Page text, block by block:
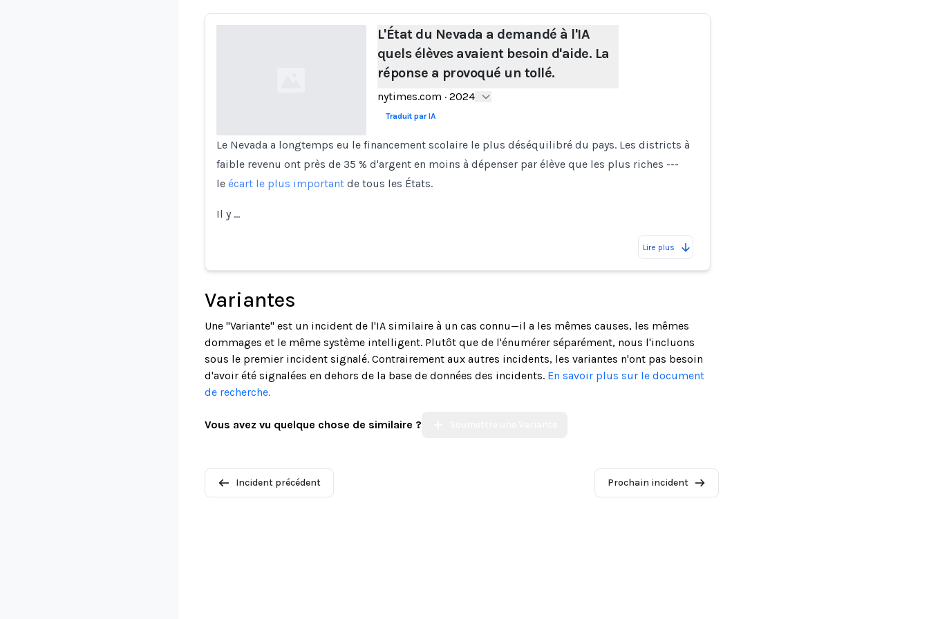
L'État du Nevada a demandé à l'IA
quels élèves avaient besoin d'aide. La
réponse a provoqué un tollé.
nytimes.com · 2024
Traduit par IA
Le Nevada a longtemps eu le financement scolaire le plus déséquilibré du pays. Les districts à
faible revenu ont près de 35 % d'argent en moins à dépenser par élève que les plus riches ---
le écart le plus important de tous les États.
Il y …
Lire plus
Variantes
Une "Variante" est un incident de l'IA similaire à un cas connu—il a les mêmes causes, les mêmes
dommages et le même système intelligent. Plutôt que de l'énumérer séparément, nous l'incluons
sous le premier incident signalé. Contrairement aux autres incidents, les variantes n'ont pas besoin
d'avoir été signalées en dehors de la base de données des incidents. En savoir plus sur le document
de recherche.
Vous avez vu quelque chose de similaire ?
Incident précédent Prochain incident